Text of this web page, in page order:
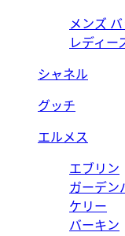
メンズ
レディー
シャネル
グッチ
エルメス
エブリン
ガーデン
ケリー
バーキン